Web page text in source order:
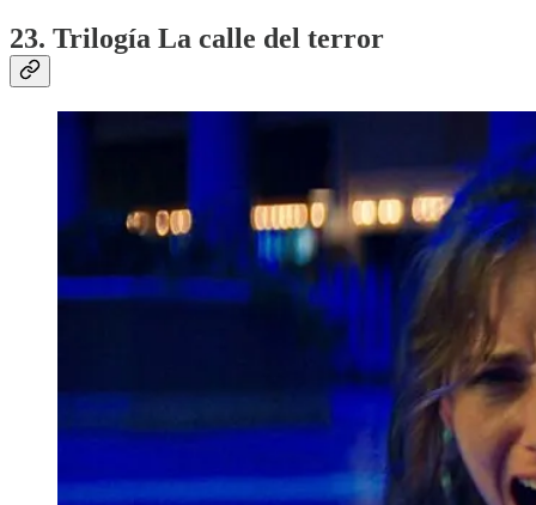
23. Trilogía La calle del terror